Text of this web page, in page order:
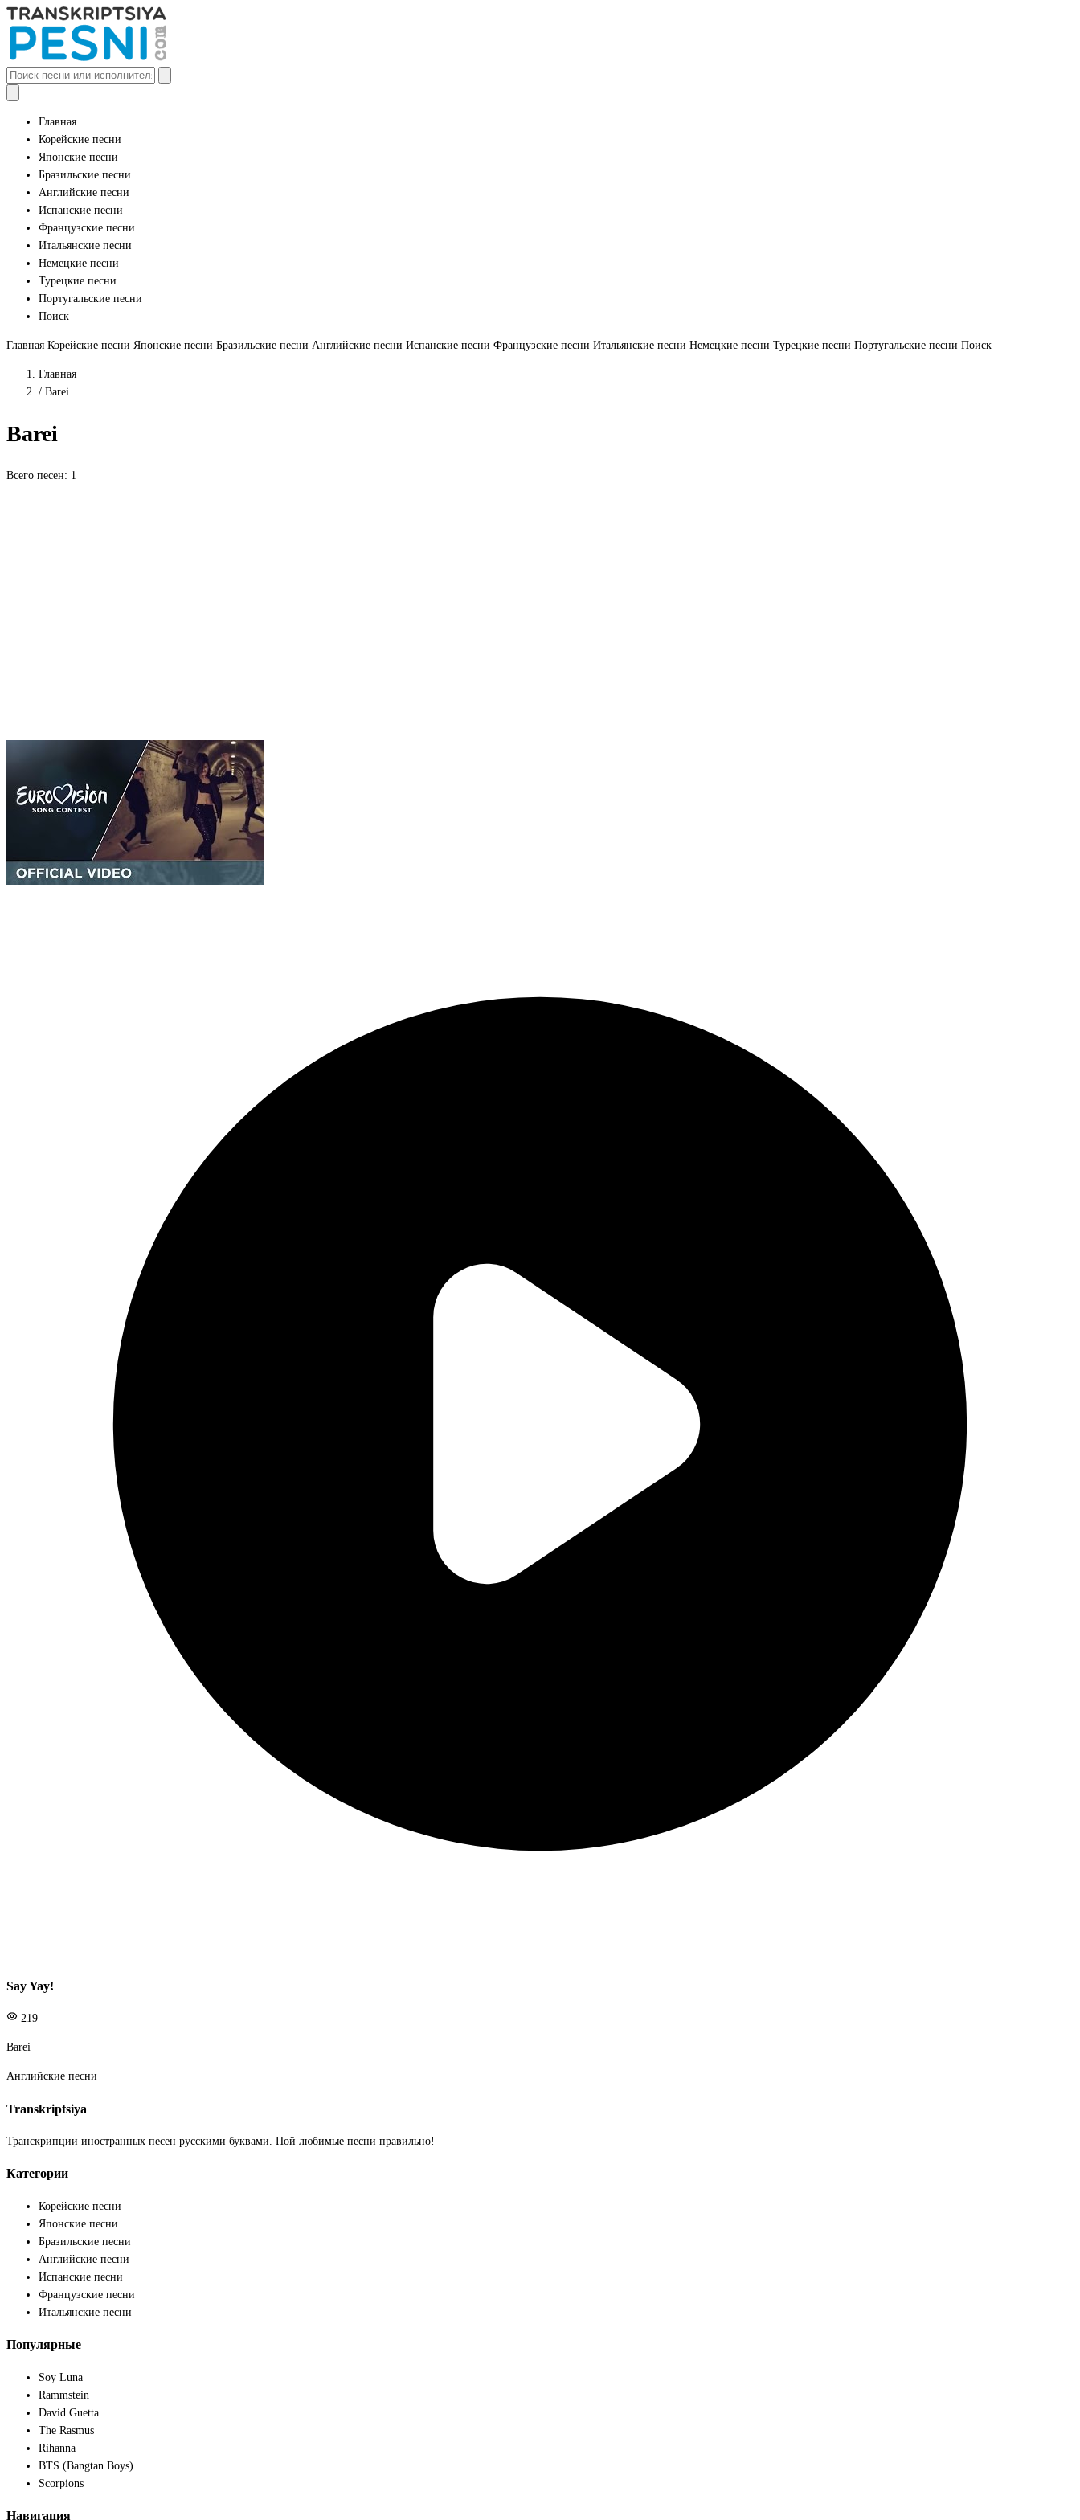
Главная
Корейские песни
Японские песни
Бразильские песни
Английские песни
Испанские песни
Французские песни
Итальянские песни
Немецкие песни
Турецкие песни
Португальские песни
Поиск
Главная Корейские песни Японские песни Бразильские песни Английские песни Испанские песни Французские песни Итальянские песни Немецкие песни Турецкие песни Португальские песни Поиск
Главная
/ Barei
Barei
Всего песен: 1
Say Yay!
219
Barei
Английские песни
Transkriptsiya
Транскрипции иностранных песен русскими буквами. Пой любимые песни правильно!
Категории
Корейские песни
Японские песни
Бразильские песни
Английские песни
Испанские песни
Французские песни
Итальянские песни
Популярные
Soy Luna
Rammstein
David Guetta
The Rasmus
Rihanna
BTS (Bangtan Boys)
Scorpions
Навигация